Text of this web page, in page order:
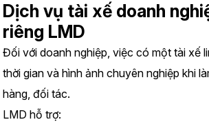
Dịch vụ tài xế doanh
riêng LMD
Đối với doanh nghiệp, việc có một tài xế
thời gian và hình ảnh chuyên nghiệp khi
hàng, đối tác.
LMD hỗ trợ: